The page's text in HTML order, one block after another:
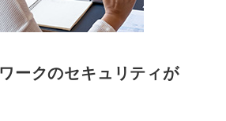
ークのセキュリティが